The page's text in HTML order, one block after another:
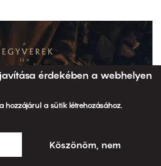
érdekében a webhelyen
hozzájárul a sütik létrehozásához.
Köszönöm, nem